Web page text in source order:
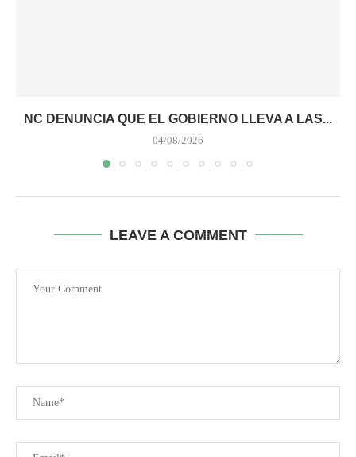
NC DENUNCIA QUE EL GOBIERNO LLEVA A LAS...
04/08/2026
LEAVE A COMMENT